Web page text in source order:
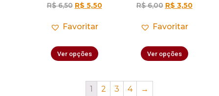
R$6,50 R$ 5,50
Favoritar
Ver opções
R$6,00 R$ 3,50
Favoritar
Ver opções
1 2 3 4 →